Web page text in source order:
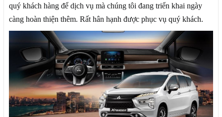
quý khách hàng để dịch vụ mà chúng tôi đang triển khai ngày
càng hoàn thiện thêm. Rất hân hạnh được phục vụ quý khách.